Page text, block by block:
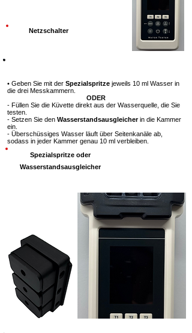
Netzschalter
• Geben Sie mit der Spezialspritze jeweils 10 ml Wasser in
die drei Messkammern.
ODER
- Füllen Sie die Küvette direkt aus der Wasserquelle, die Sie
testen.
- Setzen Sie den Wasserstandsausgleicherin die Kammer
ein.
- Überschüssiges Wasser läuft über Seitenkanäle ab,
sodass in jeder Kammer genau 10 ml verbleiben.
Spezialspritze oder
Wasserstandsausgleicher